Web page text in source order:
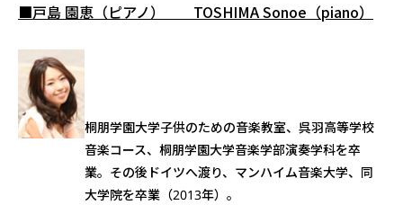
■戸島 園恵（ピアノ） TOSHIMA Sonoe（piano）
桐朋学園大学子供のための音楽教室、呉羽高等学校
音楽コース、桐朋学園大学音楽学部演奏学科を卒
業。その後ドイツへ渡り、マンハイム音楽大学、同
大学院を卒業（2013年）。